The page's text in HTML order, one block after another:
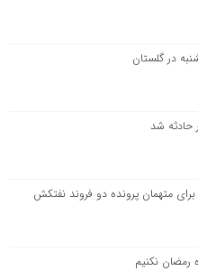
در گلستان
حادثه شد
متهمان پرونده دو فروند نفتکش
رمضان نکنیم